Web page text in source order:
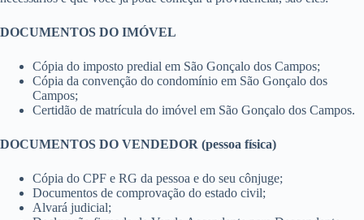
DOCUMENTOS DO IMÓVEL
Cópia do imposto predial em São Gonçalo dos Campos;
Cópia da convenção do condomínio em São Gonçalo dos
Campos;
Certidão de matrícula do imóvel em São Gonçalo dos Campos.
DOCUMENTOS DO VENDEDOR (pessoa física)
Cópia do CPF e RG da pessoa e do seu cônjuge;
Documentos de comprovação do estado civil;
Alvará judicial;